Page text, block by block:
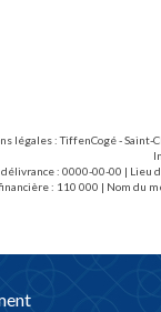
légales : TiffenCogé - Saint-
: 0000-00-00 | Lieu
: 110 000 | Nom du